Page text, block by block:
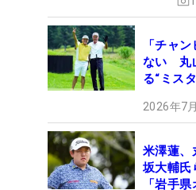
「チャ
ない 丸
る“ミス
2026年7
米澤蓮、
坂大輔
「岩手